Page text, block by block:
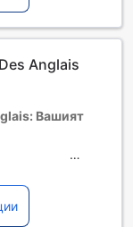
възможно да се
плащания.
Anglais
Вашият
Anglais
и стил в
елегантно